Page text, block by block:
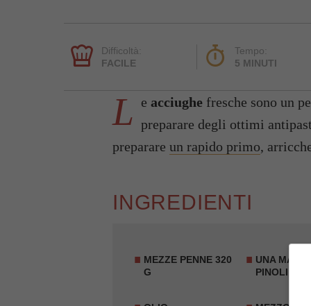
Difficoltà:
FACILE
Tempo:
5 MINUTI
L e acciughe fresche sono un
preparare degli ottimi
preparare un rapido primo,
INGREDIENTI
MEZZE PENNE 320
G
UNA
PINOLI